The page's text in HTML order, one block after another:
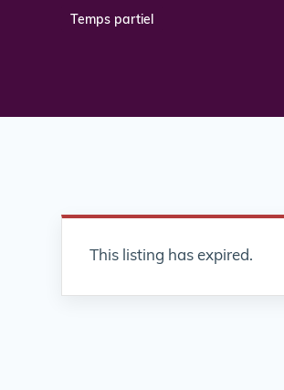
Temps partiel
This listing has expired.